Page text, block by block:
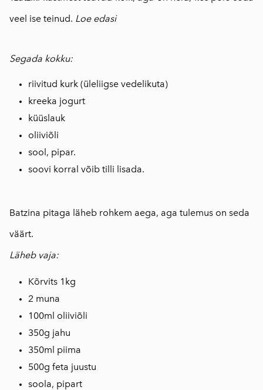
veel ise teinud. Loe edasi
Segada kokku:
riivitud kurk (üleliigse vedelikuta)
kreeka jogurt
küüslauk
oliiviõli
sool, pipar.
soovi korral võib tilli lisada.
Batzina pitaga läheb rohkem aega, aga tulemus on seda
väärt.
Läheb vaja:
Kõrvits 1kg
2 muna
100ml oliiviõli
350g jahu
350ml piima
500g feta juustu
soola, pipart